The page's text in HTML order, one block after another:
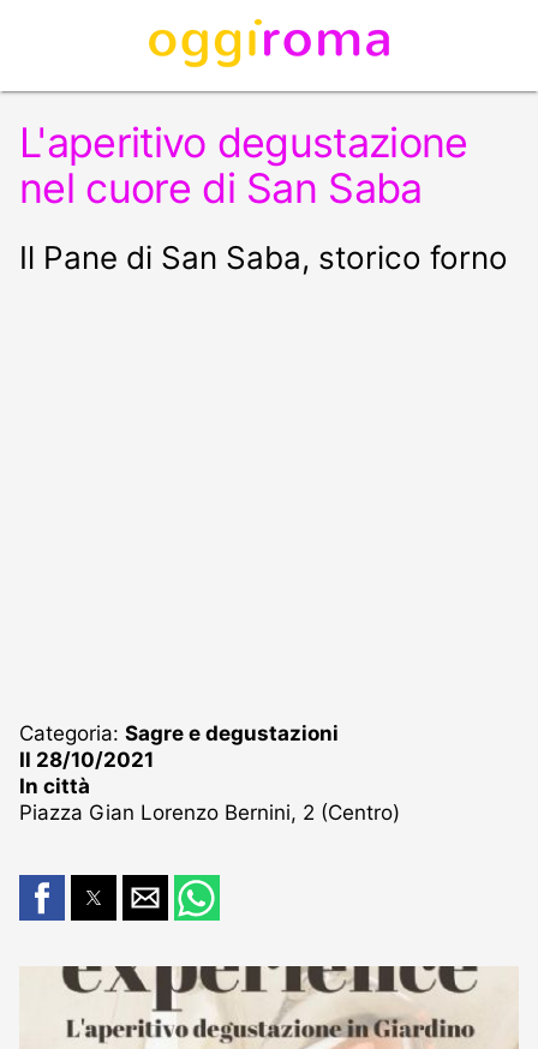
L'aperitivo degustazione
nel cuore di San Saba
Il Pane di San Saba, storico forno
Categoria: Sagre e degustazioni
Il 28/10/2021
In città
Piazza Gian Lorenzo Bernini, 2 (Centro)